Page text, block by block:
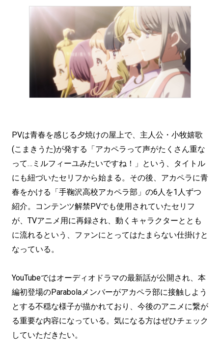
PVは青春を感じる夕焼けの屋上で、主人公・小牧嬉歌
(こまきうた)が発する「アカペラって声がたくさん重な
って…ミルフィーユみたいですね！」という、タイトル
にも紐づいたセリフから始まる。その後、アカペラに青
春をかける「手鞠沢高校アカペラ部」の6人を1人ずつ
紹介。コンテンツ解禁PVでも使用されていたセリフ
が、TVアニメ用に再録され、動くキャラクターととも
に流れるという、ファンにとってはたまらない仕掛けと
なっている。
YouTubeではオーディオドラマの最新話が公開され、本
編初登場のParabolaメンバーがアカペラ部に接触しよう
とする不穏な様子が描かれており、今後のアニメに繋が
る重要な内容になっている。気になる方はぜひチェック
していただきたい。